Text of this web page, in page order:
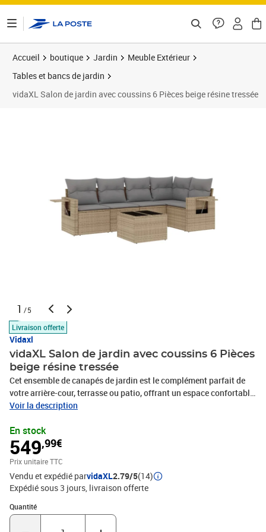
Accueil boutique Jardin
Meuble Extérieur
Tables et bancs de jardin
vidaXL Salon de jardin avec coussins 6 Pièces beige résine tressée
1 /5
Livraison offerte
Vidaxl
vidaXL Salon de jardin avec coussins 6 Pièces
beige résine tressée
Cet ensemble de canapés de jardin est le complément parfait de
votre arrière-cour, terrasse ou patio, offrant un espace confortable
et accueillant pour discuter avec la famille et les amis ou
la résine tressée, également connue sous le nom de poly rotin, est
un matériau synthétique solide et nécessitant peu d'entretien qui
ressemble au rotin naturel. Il est léger, facile à nettoyer et
couramment utilisé pour les meubles d'extérieur en raison de sa
durabilité et de ses propriétés de résistance aux
intempéries.Fonction de rangement avec sac résistant à l'eau : le
mobilier de jardin dispose d'un espace de rangement sous l'assise,
complété par un sac résistant à l'eau pour ranger coussins, jouets
Voir la description
En stock
549,99€
Prix unitaire TTC
Vendu et expédié parvidaXL2.79/5(14)
Expédié sous 3 jours livraison offerte
Quantité
Quantité : 1